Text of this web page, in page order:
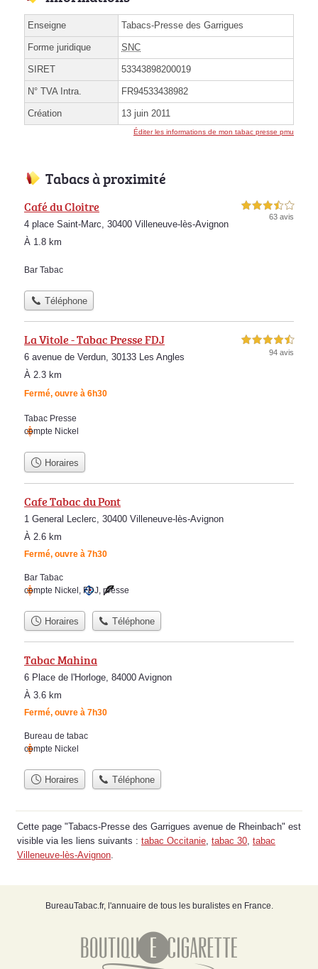
Enseigne Tabacs-Presse des Garrigues
Forme juridique SNC
SIRET 53343898200019
N° TVA Intra. FR94533438982
Création 13 juin 2011
Éditer les informations de mon tabac presse pmu
Tabacs à proximité
Café du Cloitre
4 place Saint-Marc, 30400 Villeneuve-lès-Avignon
À 1.8 km
3,5 étoiles sur 5
63 avis
Bar Tabac
Téléphone
La Vitole - Tabac Presse FDJ
6 avenue de Verdun, 30133 Les Angles
À 2.3 km
Fermé, ouvre à 6h30
4,5 étoiles sur 5
94 avis
Tabac Presse
compte Nickel
Horaires
Cafe Tabac du Pont
1 General Leclerc, 30400 Villeneuve-lès-Avignon
À 2.6 km
Fermé, ouvre à 7h30
Bar Tabac
compte Nickel FDJ presse
Horaires Téléphone
Tabac Mahina
6 Place de l'Horloge, 84000 Avignon
À 3.6 km
Fermé, ouvre à 7h30
Bureau de tabac
compte Nickel
Horaires Téléphone
Cette page "Tabacs-Presse des Garrigues avenue de Rheinbach" est
visible via les liens suivants : tabac Occitanie, tabac 30, tabac
Villeneuve-lès-Avignon.
BureauTabac.fr, l'annuaire de tous les buralistes en France.